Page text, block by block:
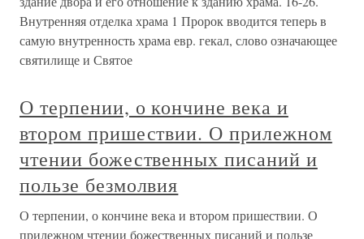
Внутренняя отделка храма 1 Пророк вводится теперь в
самую внутренность храма евр. гекал, слово означающее
святилище и Святое
О терпении, о кончине века и
втором пришествии. О прилежном
чтении божественных писаний и
пользе безмолвия
О терпении, о кончине века и втором пришествии. О
прилежном чтении божественных писаний и пользе